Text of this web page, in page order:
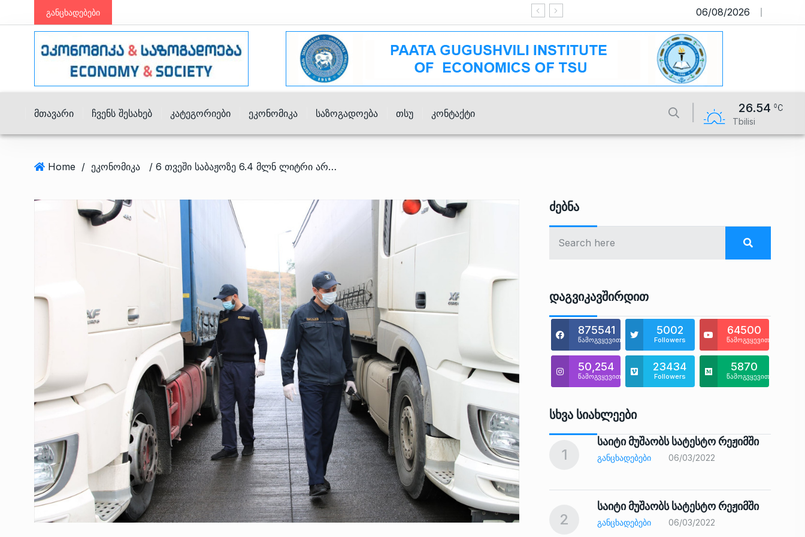
განცხადებები საიტი მუშაობს სატესტო რეჟიმში
06/08/2026
Მთავარი Ჩვენს Შესახებ Კატეგორიები Ეკონომიკა Საზოგადოება Თსუ Კონტაქტი 26.54
Tbilisi
Home / ეკონომიკა / 6 თვეში საბაჟოზე 6.4 მლნ ლიტრი არადეკლარირებული დიზელის შემოტანის შემთხვევა გამოავლინეს
Ძებნა
Დაგვიკავშირდით
875541
წამოგვყევით
5002
Followers
64500
წამოგვყევით
50,254
წამოგვყევით
23434
Followers
5870
წამოგვყევით
Სხვა Სიახლეები
6
ოთარ შამუგია ბაქოში გამართულ
მინისტერიალზე სიტყვით…
ᲔᲙᲝᲜᲝᲛᲘᲙᲐ 10/05/2022
7
გოგიტა თოდრაძე საქართველოს
სტატისტიკის ეროვნული
11
ზურაბ აზარაშვილი:
„სოციალურად დაუცველთა
დასაქმების პროგრამაში,…
ᲡᲐᲖᲝᲒᲐᲓᲝᲔᲑᲐ 13/05/2022
აბაშის მუნიციპალიტეტი
1
საიტი მუშაობს სატესტო რეჟიმში
ᲒᲐᲜᲪᲮᲐᲓᲔᲑᲔᲑᲘ 06/03/2022
2
საიტი მუშაობს სატესტო რეჟიმში
ᲒᲐᲜᲪᲮᲐᲓᲔᲑᲔᲑᲘ 06/03/2022